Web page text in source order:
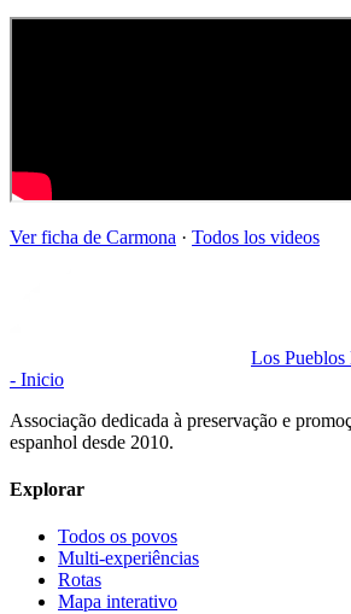
Ver ficha de Carmona · Todos los videos
Los Pueblos
- Inicio
Associação dedicada à preservação e
espanhol desde 2010.
Explorar
Todos os povos
Multi-experiências
Rotas
Mapa interativo